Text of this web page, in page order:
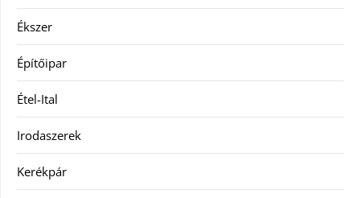
Ékszer
Építőipar
Étel-Ital
Irodaszerek
Kerékpár